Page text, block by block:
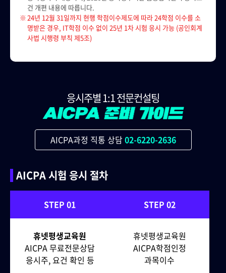
건 개편 내용에 따릅니다.
24년 12월 31일까지 현행 학점이수제도에 따라 24학점 이수를 소
명받은 경우, IT학점 이수 없이 25년 1차 시험 응시 가능 (공인회계
사법 시행령 부칙 제5조)
응시주별 1:1 전문컨설팅
AICPA과정 직통 상담 02-6220-2636
AICPA 시험 응시 절차
STEP 01
휴넷평생교육원
AICPA 무료전문상담
응시주, 요건 확인 등
STEP 02
휴넷평생교육원
AICPA학점인정
과목이수